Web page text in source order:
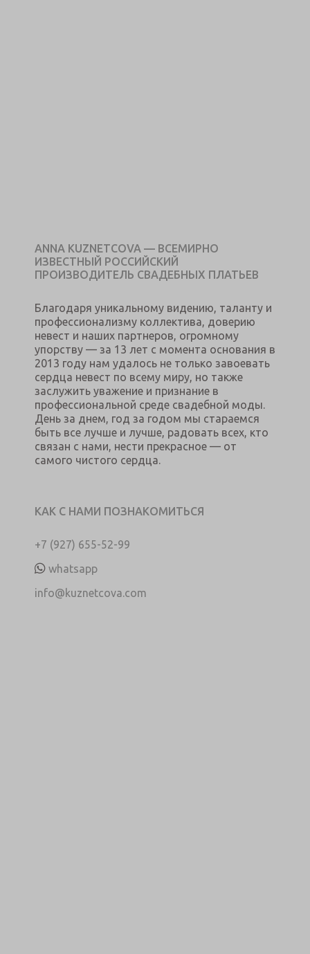
ANNA KUZNETCOVA — ВСЕМИРНО
ИЗВЕСТНЫЙ РОССИЙСКИЙ
ПРОИЗВОДИТЕЛЬ СВАДЕБНЫХ ПЛАТЬЕВ
Благодаря уникальному видению, таланту и
профессионализму коллектива, доверию
невест и наших партнеров, огромному
упорству — за 13 лет с момента основания в
2013 году нам удалось не только завоевать
сердца невест по всему миру, но также
заслужить уважение и признание в
профессиональной среде свадебной моды.
День за днем, год за годом мы стараемся
быть все лучше и лучше, радовать всех, кто
связан с нами, нести прекрасное — от
самого чистого сердца.
КАК С НАМИ ПОЗНАКОМИТЬСЯ
+7 (927) 655-52-99
whatsapp
info@kuznetcova.com